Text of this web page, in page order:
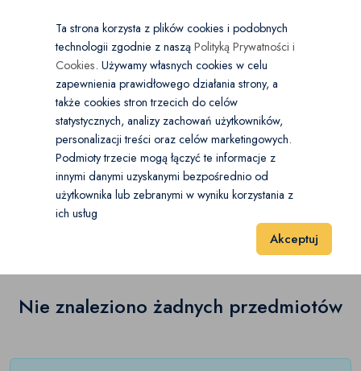
Wybierz kategorię
Zegarki
Zegarki damskie(0)
Zegarki męskie(0)
Zegarki uniseks
×
Kraj PL
PLN
Moda Zegarki Zegarki damskie
Zegarki damskie (0)
20 60
Nie znaleziono żadnych przedmiotów
Ta strona korzysta z plików cookies i podobnych
technologii zgodnie z nasząPolityką Prywatności i
Cookies. Używamy własnych cookies w celu
zapewnienia prawidłowego działania strony, a
także cookies stron trzecich do celów
statystycznych, analizy zachowań użytkowników,
personalizacji treści oraz celów marketingowych.
Podmioty trzecie mogą łączyć te informacje z
innymi danymi uzyskanymi bezpośrednio od
użytkownika lub zebranymi w wyniku korzystania z
ich usług
Akceptuj